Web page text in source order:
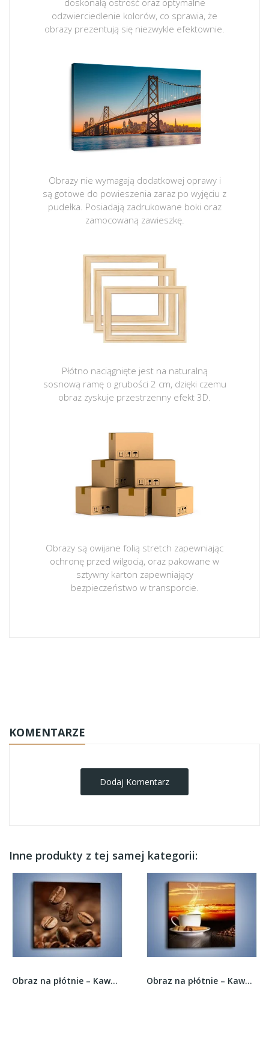
doskonałą ostrość oraz optymalne
odzwierciedlenie kolorów, co sprawia, że
obrazy prezentują się niezwykle efektownie.
Obrazy nie wymagają dodatkowej oprawy i
są gotowe do powieszenia zaraz po wyjęciu z
pudełka. Posiadają zadrukowane boki oraz
zamocowaną zawieszkę.
Płótno naciągnięte jest na naturalną
sosnową ramę o grubości 2 cm, dzięki czemu
obraz zyskuje przestrzenny efekt 3D.
Obrazy są owijane folią stretch zapewniając
ochronę przed wilgocią, oraz pakowane w
sztywny karton zapewniający
bezpieczeństwo w transporcie.
KOMENTARZE
Dodaj Komentarz
Inne produkty z tej samej kategorii:
Obraz na płótnie – Kawowe uniesienie –... Obraz na płótnie – Kawa przy zachodzie słońca –...